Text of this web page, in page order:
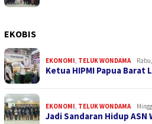
EKOBIS
EKONOMI TELUK WONDAMA
Ketua HIPMI Papua Barat
EKONOMI TELUK WONDAMA
Jadi Sandaran Hidup ASN